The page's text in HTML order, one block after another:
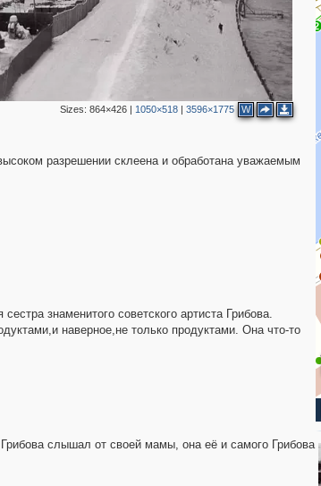
Sizes: 864×426| 1050×518| 3596×1775 W
разрешении склеена и обработана уважаемым
2
знаменитого советского артиста Грибова.
наверное,не только продуктами. Она что-то
слышал от своей мамы, она её и самого Грибова